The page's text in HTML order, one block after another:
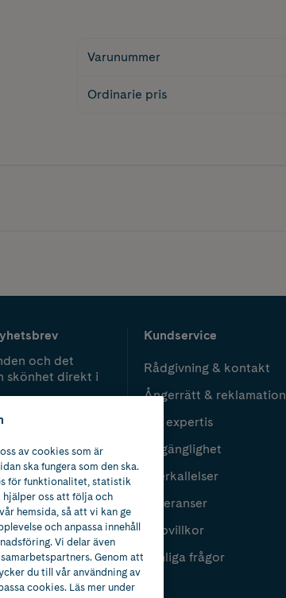
Varunummer
Ordinarie pris
och det
skönhet direkt i
Kundservice
Rådgivning & kontakt
Ångerrätt & reklamation
Vår expertis
Tillgänglighet
Återkallelser
Leveranser
Köpvillkor
Vanliga frågor
av cookies som är
ska fungera som den ska.
för funktionalitet, statistik
oss att följa och
hemsida, så att vi kan ge
och anpassa innehåll
Vi delar även
Genom att
du till vår användning av
cookies. Läs mer under